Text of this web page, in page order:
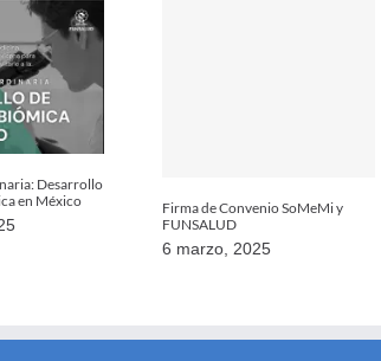
Desarrollo
en México
Firma de Convenio SoMeMi y
FUNSALUD
6 marzo, 2025